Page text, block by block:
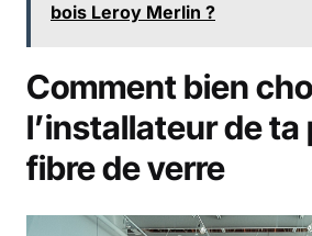
bois Leroy Merlin ?
Comment bien
l’installateur de ta
fibre de verre